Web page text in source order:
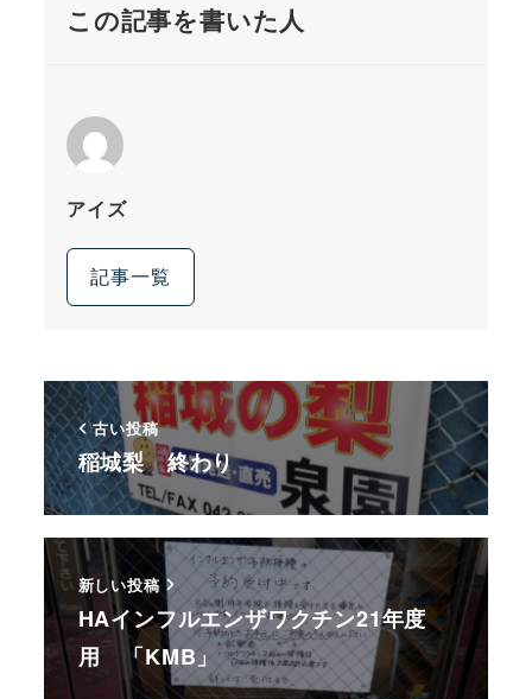
この記事を書いた人
アイズ
記事一覧
古い投稿
稲城梨 終わり
新しい投稿
HAインフルエンザワクチン21年度
用 「KMB」